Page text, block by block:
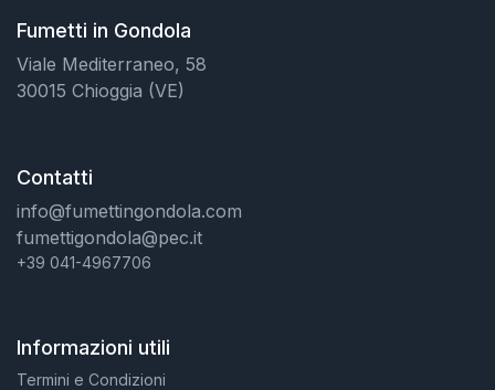
Fumetti in Gondola
Viale Mediterraneo, 58
30015 Chioggia (VE)
Contatti
info@fumettingondola.com
fumettigondola@pec.it
+39 041-4967706
Informazioni utili
Termini e Condizioni